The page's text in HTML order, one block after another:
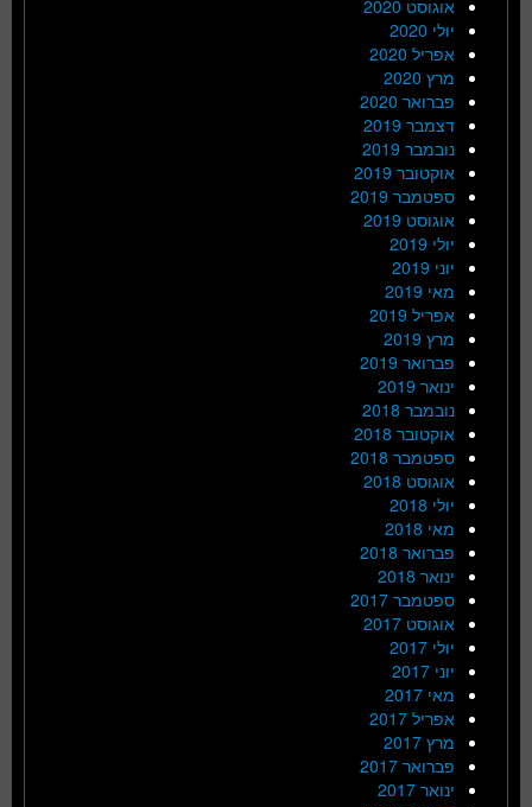
אוגוסט 2020
יולי 2020
אפריל 2020
מרץ 2020
פברואר 2020
דצמבר 2019
נובמבר 2019
אוקטובר 2019
ספטמבר 2019
אוגוסט 2019
יולי 2019
יוני 2019
מאי 2019
אפריל 2019
מרץ 2019
פברואר 2019
ינואר 2019
נובמבר 2018
אוקטובר 2018
ספטמבר 2018
אוגוסט 2018
יולי 2018
מאי 2018
פברואר 2018
ינואר 2018
ספטמבר 2017
אוגוסט 2017
יולי 2017
יוני 2017
מאי 2017
אפריל 2017
מרץ 2017
פברואר 2017
ינואר 2017